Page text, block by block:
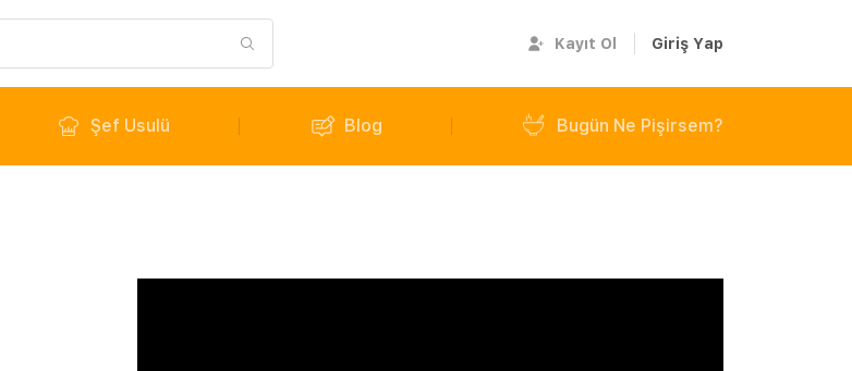
Kayıt Ol Giriş Yap
Şef Usulü Blog Bugün Ne Pişirsem?